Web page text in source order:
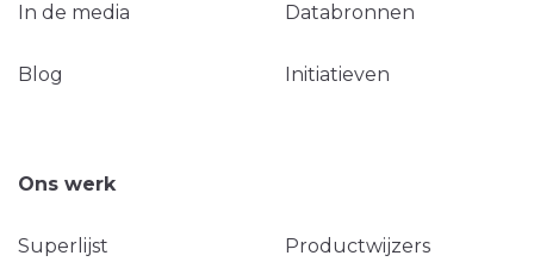
In de media Databronnen
Blog Initiatieven
Ons werk
Superlijst Productwijzers